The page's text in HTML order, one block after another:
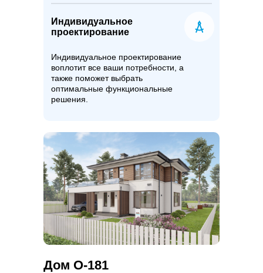
Индивидуальное
проектирование
Индивидуальное проектирование
воплотит все ваши потребности, а
также поможет выбрать
оптимальные функциональные
решения.
Дом О-181